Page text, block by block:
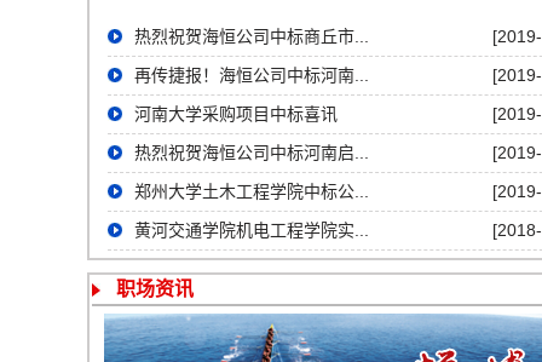
热烈祝贺海恒公司中标商丘市...
再传捷报！海恒公司中标河南...
河南大学采购项目中标喜讯
热烈祝贺海恒公司中标河南启...
郑州大学土木工程学院中标公...
黄河交通学院机电工程学院实...
职场资讯